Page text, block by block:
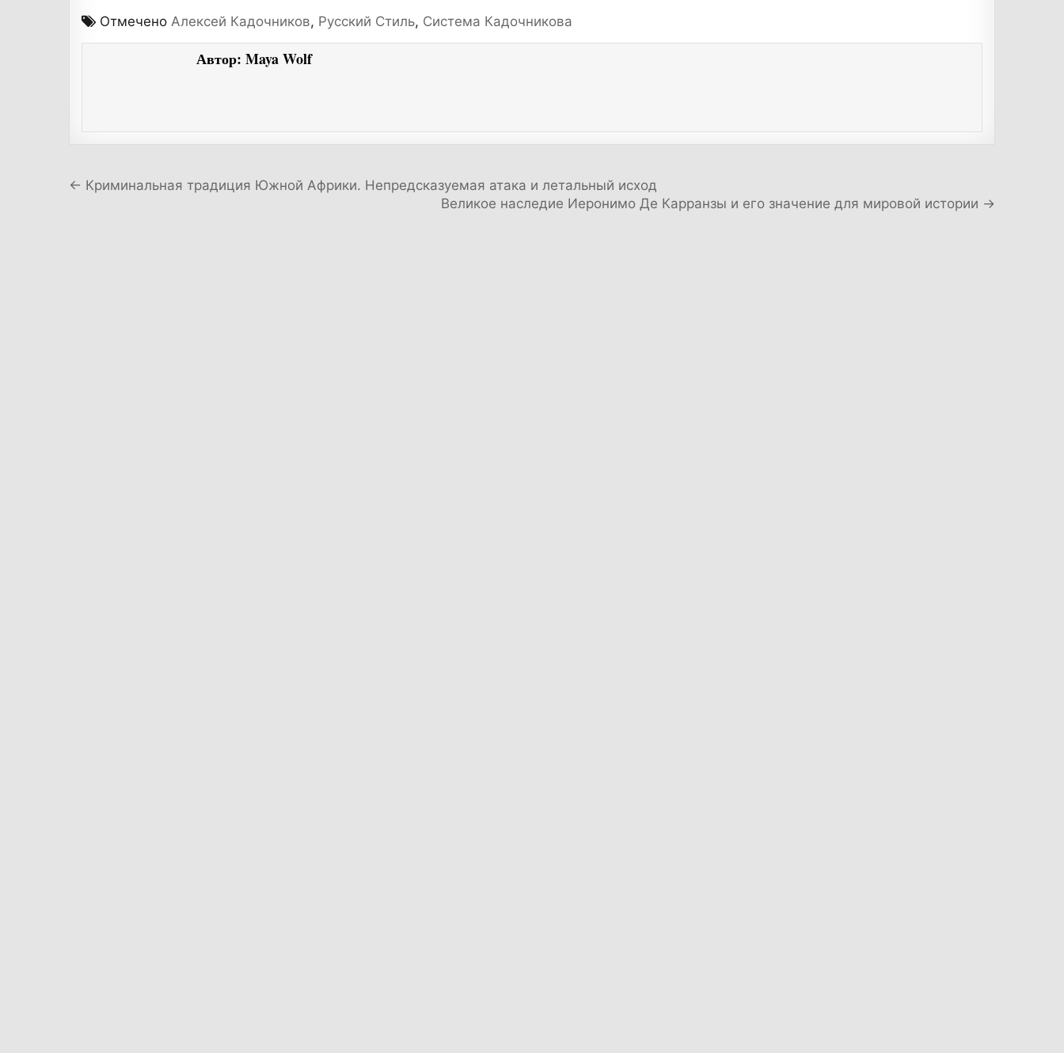
Отмечено Алексей Кадочников, Русский Стиль, Система Кадочникова
Автор: Maya Wolf
Навигация по записям
← Криминальная традиция Южной Африки. Непредсказуемая атака и летальный исход
Великое наследие Иеронимо Де Карранзы и его значение для мировой истории →